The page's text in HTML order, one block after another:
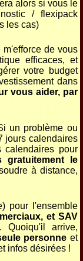
alors si vous le
/ flexipack
les cas)
m'efforce de vous
efficaces, et
votre budget
dans
vous aider, par
un problème ou
jours calendaires
calendaires pour
gratuitement le
à distance,
pour l'ensemble
et SAV
Quoiqu'il arrive,
personne et
infos désirées !